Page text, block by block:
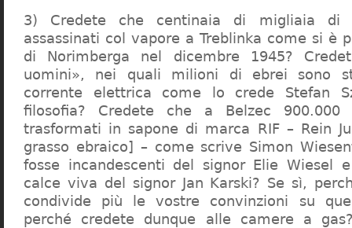
3) Credete che centinaia di migliaia di
assassinati col vapore a Treblinka come si è
di Norimberga nel dicembre 1945?
uomini», nei quali milioni di ebrei sono
corrente elettrica come lo crede Stefan
filosofia? Credete che a Belzec
trasformati in sapone di marca RIF – Rein
grasso ebraico] – come scrive Simon
fosse incandescenti del signor Elie Wiesel
calce viva del signor Jan Karski? Se sì,
condivide più le vostre convinzioni su
perché credete dunque alle camere a